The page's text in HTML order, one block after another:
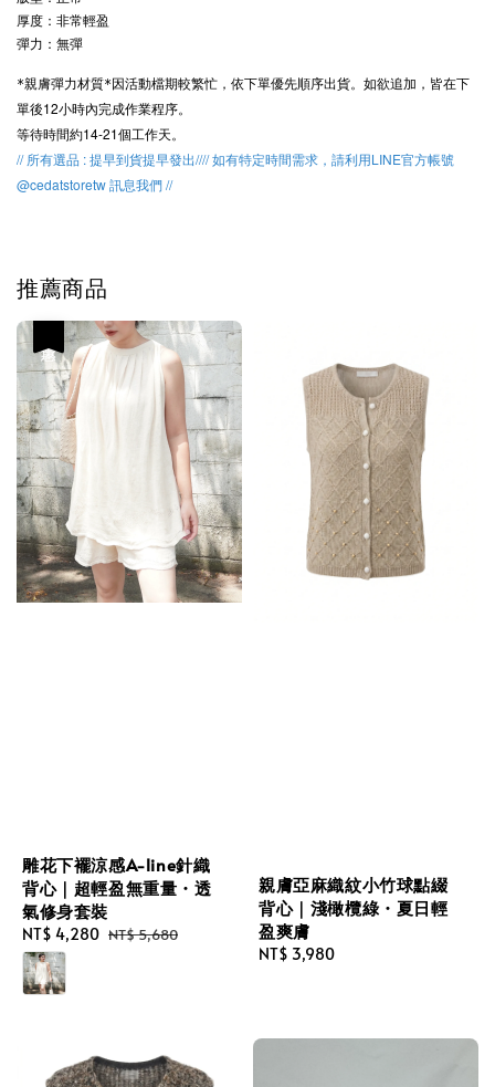
厚度：非常輕盈
彈力：無彈
*親膚彈力材質*因活動檔期較繁忙， 依下單優先順序出貨。 如欲追加，皆在下
單後12小時內完成作業程序。
等待時間約14-21個工作天。
// 所有選品 : 提早到貨提早發出//// 如有特定時間需求，請利用LINE官方帳號
@cedatstoretw 訊息我們 //
推薦商品
雕花下襬涼感A-line針織
背心｜超輕盈無重量・透
氣修身套裝
Sale
price
NT$ 4,280 Regular
NT$ 5,680
親膚亞麻織紋小竹球點綴
背心｜淺橄欖綠・夏日輕
盈爽膚
Regular
NT$ 3,980